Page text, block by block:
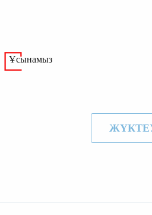
Ұсынамыз